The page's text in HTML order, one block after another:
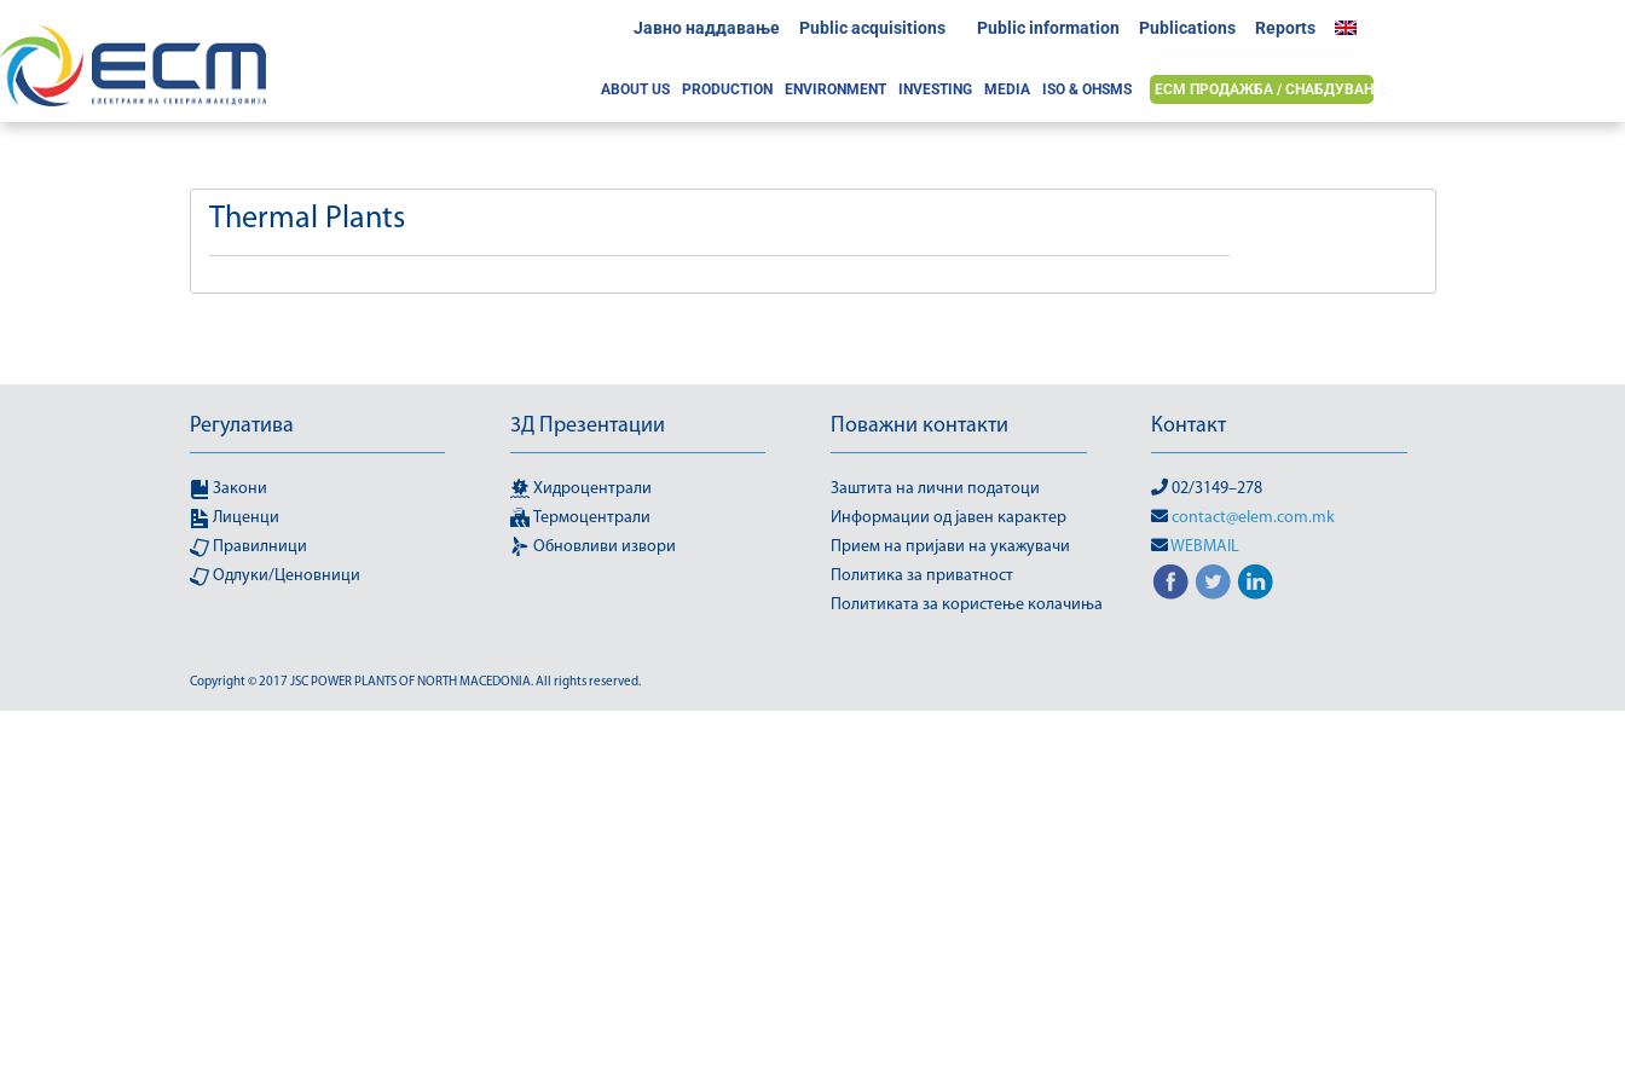
Јавно наддавање Public acquisitions Public information Publications Reports
ABOUT US PRODUCTION ENVIRONMENT INVESTING MEDIA ISO & OHSMS ЕСМ ПРОДАЖБА / СНАБДУВАЊЕ
Thermal Plants
Регулатива
Закони
Лиценци
Правилници
Одлуки/Ценовници
3Д Презентации
Хидроцентрали
Термоцентрали
Обновливи извори
Поважни контакти
Заштита на лични податоци
Информации од јавен карактер
Прием на пријави на укажувачи
Политика за приватност
Политиката за користење колачиња
Контакт
02/3149–278
contact@elem.com.mk
WEBMAIL
Copyright © 2017 JSC POWER PLANTS OF NORTH MACEDONIA. All rights reserved.